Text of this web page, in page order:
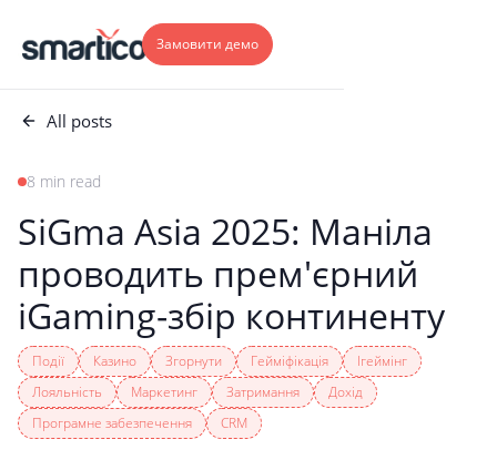
Замовити демо
All posts
8 min read
SiGma Asia 2025: Маніла
проводить прем'єрний
іGaming-збір континенту
Події Казино Згорнути Гейміфікація
Ігеймінг
Лояльність
Маркетинг Затримання
Дохід
Програмне забезпечення
CRM